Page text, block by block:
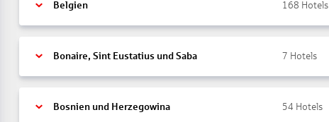
Belgien 168 Hotels
Bonaire, Sint Eustatius und Saba 7 Hotels
Bosnien und Herzegowina 54 Hotels